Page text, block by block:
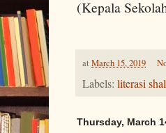
(Kepala
at March 15, 2019
Labels: literasi
Thursday, March